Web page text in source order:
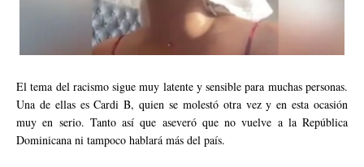
El tema del racismo sigue muy latente y sensible para muchas personas.
Una de ellas es Cardi B, quien se molestó otra vez y en esta ocasión
muy en serio. Tanto así que aseveró que no vuelve a la República
Dominicana ni tampoco hablará más del país.